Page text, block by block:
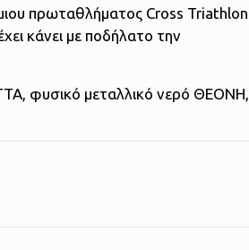
πρωταθλήματος Cross Triathlon
κάνει με ποδήλατο την
φυσικό μεταλλικό νερό ΘΕΟΝΗ,